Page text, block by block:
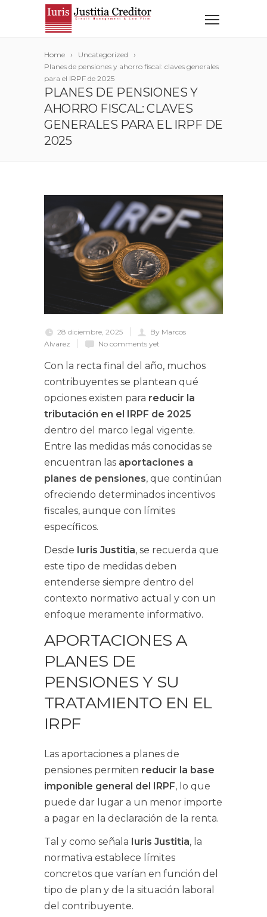
Home
Uncategorized
Planes de pensiones y ahorro fiscal: claves generales
para el IRPF de 2025
PLANES DE PENSIONES Y
AHORRO FISCAL: CLAVES
GENERALES PARA EL IRPF DE
2025
28 diciembre, 2025
By Marcos
Alvarez
No comments yet
Con la recta final del año, muchos
contribuyentes se plantean qué
opciones existen para reducir la
tributación en el IRPF de 2025
dentro del marco legal vigente.
Entre las medidas más conocidas se
encuentran las aportaciones a
planes de pensiones, que continúan
ofreciendo determinados incentivos
fiscales, aunque con límites
específicos.
Desde Iuris Justitia, se recuerda que
este tipo de medidas deben
entenderse siempre dentro del
contexto normativo actual y con un
enfoque meramente informativo.
APORTACIONES A
PLANES DE
PENSIONES Y SU
TRATAMIENTO EN EL
IRPF
Las aportaciones a planes de
pensiones permiten reducir la base
imponible general del IRPF, lo que
puede dar lugar a un menor importe
a pagar en la declaración de la renta.
Tal y como señala Iuris Justitia, la
normativa establece límites
concretos que varían en función del
tipo de plan y de la situación laboral
del contribuyente.